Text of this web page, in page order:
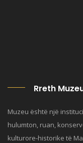
Rreth
Muzeu është një
hulumton, ruan,
kulturore-historike të